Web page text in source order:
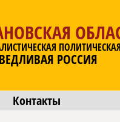
РОССИЯ
Контакты